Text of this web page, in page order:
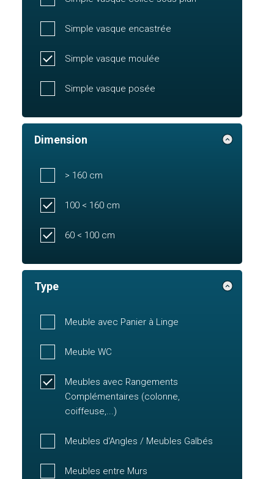
Simple vasque encastrée
Simple vasque moulée
Simple vasque posée
Dimension
> 160 cm
100 < 160 cm
60 < 100 cm
Type
Meuble avec Panier à Linge
Meuble WC
Meubles avec Rangements
Complémentaires (colonne,
coiffeuse,...)
Meubles d'Angles / Meubles Galbés
Meubles entre Murs